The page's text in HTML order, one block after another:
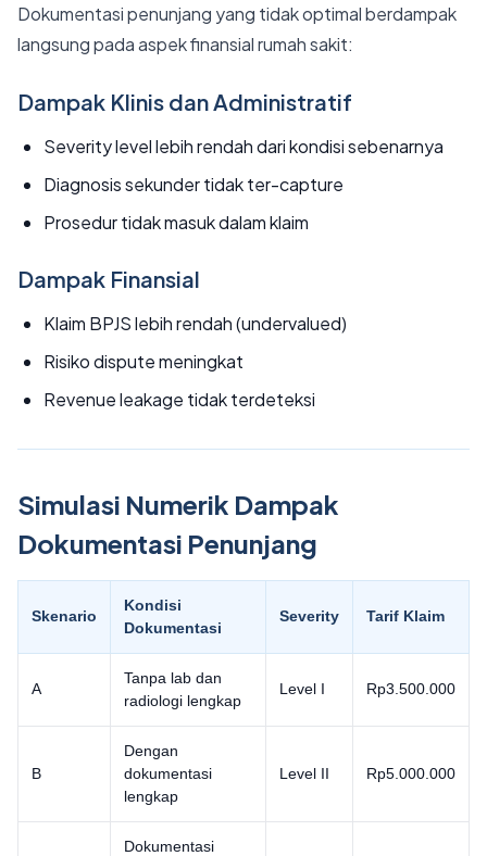
Dokumentasi penunjang yang tidak optimal berdampak
langsung pada aspek finansial rumah sakit:
Dampak Klinis dan Administratif
Severity level lebih rendah dari kondisi sebenarnya
Diagnosis sekunder tidak ter-capture
Prosedur tidak masuk dalam klaim
Dampak Finansial
Klaim BPJS lebih rendah (undervalued)
Risiko dispute meningkat
Revenue leakage tidak terdeteksi
Simulasi Numerik Dampak
Dokumentasi Penunjang
Skenario
Kondisi
Dokumentasi
Severity Tarif Klaim
A
Tanpa lab dan
radiologi lengkap
Level I Rp3.500.000
B
Dengan
dokumentasi
lengkap
Level II Rp5.000.000
Dokumentasi